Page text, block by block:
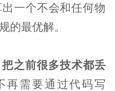
一个不会和任何物
的最优解。
之前很多技术都丢
再需要通过代码写